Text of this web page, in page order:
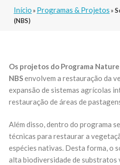
Início » Programas & Projetos »
(NBS)
Os projetos do Programa
NBSenvolvem a restauração da
expansão de sistemas agrícolas
restauração de áreas de
Além disso, dentro do programa
técnicas para restaurar a
espécies nativas. Desta forma, o
alta biodiversidade de substratos